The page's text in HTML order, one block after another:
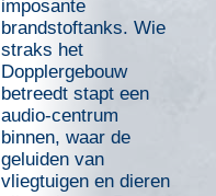
imposante
brandstoftanks. Wie
straks het
Dopplergebouw
betreedt stapt een
audio-centrum
binnen, waar de
geluiden van
vliegtuigen en dieren